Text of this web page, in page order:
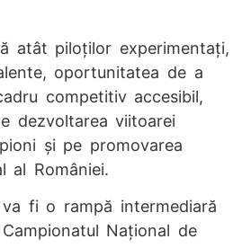
atât piloților experimentați,
oportunitatea de a
competitiv accesibil,
dezvoltarea viitoarei
și pe promovarea
al României.
fi o rampă intermediară
Național de